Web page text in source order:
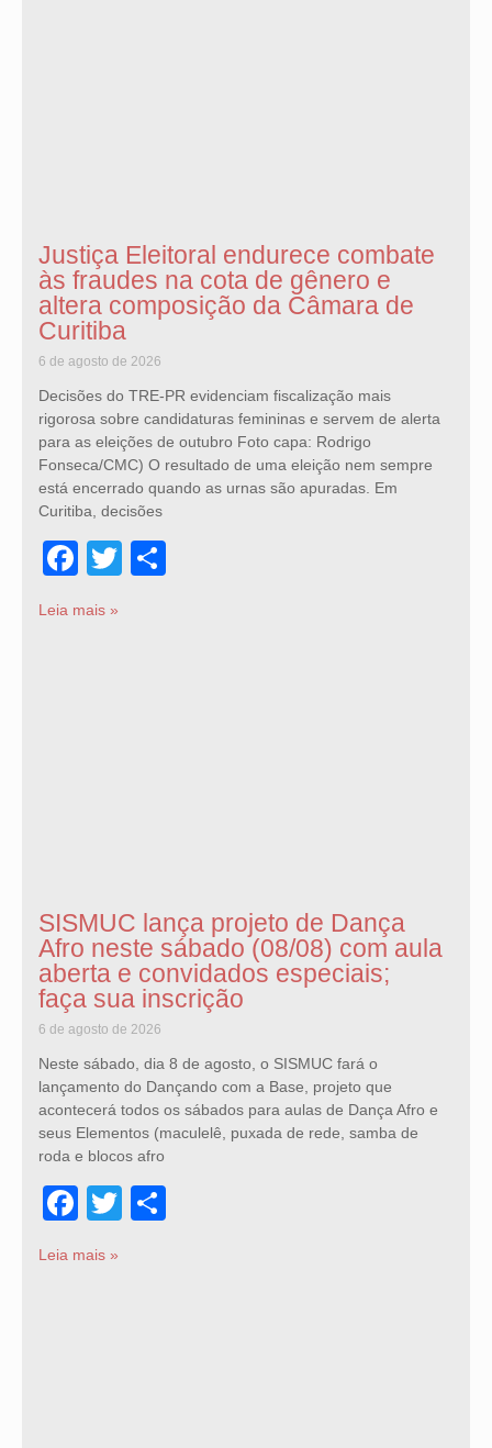
Justiça Eleitoral endurece combate
às fraudes na cota de gênero e
altera composição da Câmara de
Curitiba
6 de agosto de 2026
Decisões do TRE-PR evidenciam fiscalização mais
rigorosa sobre candidaturas femininas e servem de alerta
para as eleições de outubro Foto capa: Rodrigo
Fonseca/CMC) O resultado de uma eleição nem sempre
está encerrado quando as urnas são apuradas. Em
Curitiba, decisões
Facebook
Twitter
Leia mais »
SISMUC lança projeto de Dança
Afro neste sábado (08/08) com aula
aberta e convidados especiais;
faça sua inscrição
6 de agosto de 2026
Neste sábado, dia 8 de agosto, o SISMUC fará o
lançamento do Dançando com a Base, projeto que
acontecerá todos os sábados para aulas de Dança Afro e
seus Elementos (maculelê, puxada de rede, samba de
roda e blocos afro
Facebook
Twitter
Leia mais »